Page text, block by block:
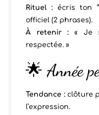
Rituel :écris ton
officiel (2 phrases).
À retenir : « Je
respectée. »
🌟 Année
Tendance :clôture
l’expression.